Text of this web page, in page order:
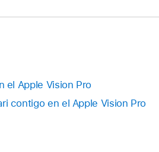
el Apple Vision Pro
contigo en el Apple Vision Pro